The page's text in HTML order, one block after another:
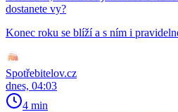
dostanete vy?
Konec roku se blíží a s ním i
Spotřebitelov.cz
dnes, 04:03
4 min